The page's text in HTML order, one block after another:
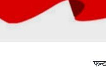
फन्ट